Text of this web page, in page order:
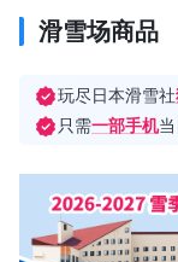
滑雪场商品
玩尽日本滑雪社
只需一部手机